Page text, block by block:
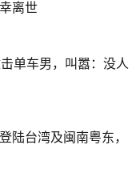
离世
单车男，叫嚣：没人
陆台湾及闽南粤东，